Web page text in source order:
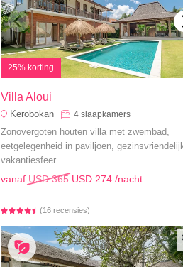
25% korting
Villa Aloui
Kerobokan 4 slaapkamers
Zonovergoten houten villa met zwembad,
eetgelegenheid in paviljoen,
vakantiesfeer.
vanaf USD 365 USD 274/nacht
(16 recensies)